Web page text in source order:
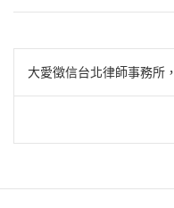
文
章
導
覽
大愛徵信台北律師事務所